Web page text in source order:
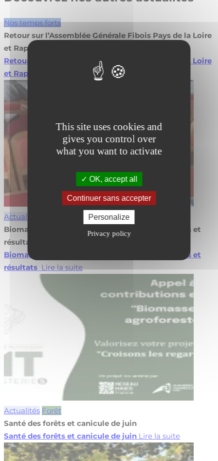
This site uses cookies and
gives you control over
what you want to activate
OK, accept all
Continuer sans accepter
Personalize
Privacy policy
Nos temps forts
Retour sur l’Assemblée Générale Fibois Pays de la Loire
et Rapport d’Activité 2026
Retour sur l’Assemblée Générale Fibois Pays de la Loire
et Rapport d’Activité 2026
Lire la suite
Actualités
Biomasse en agroforesterie : valorisez vos projets et
résultats
Biomasse en agroforesterie : valorisez vos projets et
résultats Lire la suite
Actualités Forêt
Santé des forêts et canicule de juin
Santé des forêts et canicule de juin Lire la suite